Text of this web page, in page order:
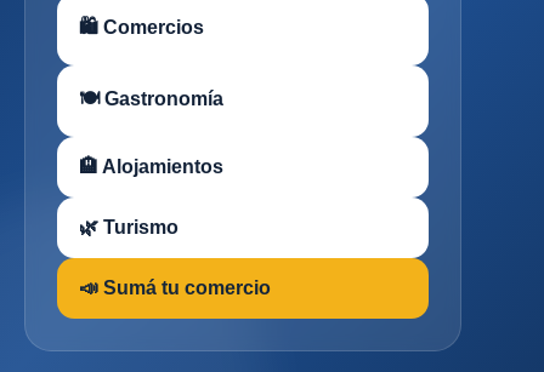
🛍 Comercios
🍽 Gastronomía
🏨 Alojamientos
🌿 Turismo
📣 Sumá tu comercio